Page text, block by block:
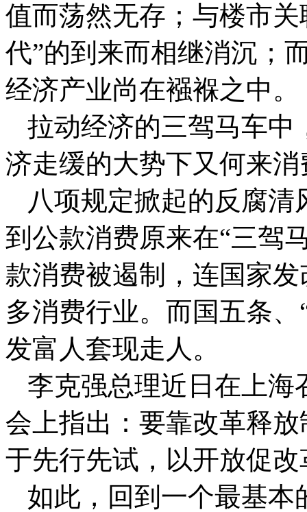
值而荡然无存；与楼市
代”的到来而相继消沉；
经济产业尚在襁褓之中。
拉动经济的三驾马车中
济走缓的大势下又何来消
八项规定掀起的反腐
到公款消费原来在“三驾
款消费被遏制，连国家
多消费行业。而国五条
发富人套现走人。
李克强总理近日在上海
会上指出：要靠改革释
于先行先试，以开放促改
如此，回到一个最基本